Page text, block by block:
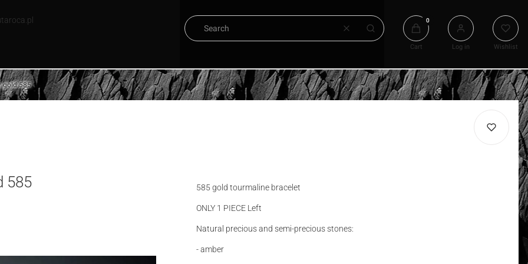
Clear
Search
Products in the cart: 0. See
Cart Log in Wishlist
gold 585
585 585 gold tourmaline bracelet
ONLY 1 PIECE Left
Natural precious and semi-precious stones:
- amber